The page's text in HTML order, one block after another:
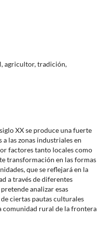
agricultor, tradición,
XX se produce una fuerte
las zonas industriales en
factores tanto locales como
transformación en las formas
que se reflejará en la
a través de diferentes
analizar esas
ciertas pautas culturales
comunidad rural de la frontera